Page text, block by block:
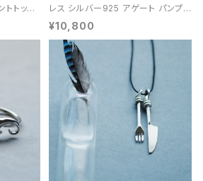
トップ
レス シルバー925 アゲート パンプキ
ン 天然石 レディース
¥10,800